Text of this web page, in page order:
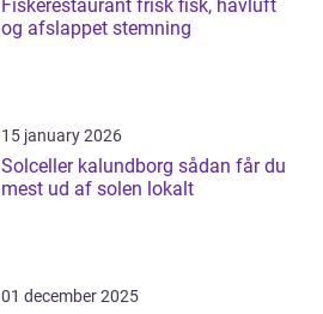
Fiskerestaurant frisk fisk, havluft
og afslappet stemning
15 january 2026
Solceller kalundborg sådan får du
mest ud af solen lokalt
01 december 2025